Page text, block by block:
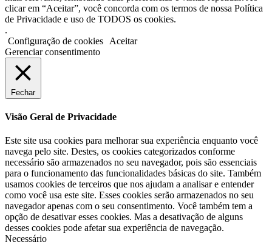
clicar em “Aceitar”, você concorda com os termos de nossa Política
de Privacidade e uso de TODOS os cookies.
.
Configuração de cookies
Aceitar
Gerenciar consentimento
Fechar
Visão Geral de Privacidade
Este site usa cookies para melhorar sua experiência enquanto você
navega pelo site. Destes, os cookies categorizados conforme
necessário são armazenados no seu navegador, pois são essenciais
para o funcionamento das funcionalidades básicas do site. Também
usamos cookies de terceiros que nos ajudam a analisar e entender
como você usa este site. Esses cookies serão armazenados no seu
navegador apenas com o seu consentimento. Você também tem a
opção de desativar esses cookies. Mas a desativação de alguns
desses cookies pode afetar sua experiência de navegação.
Necessário